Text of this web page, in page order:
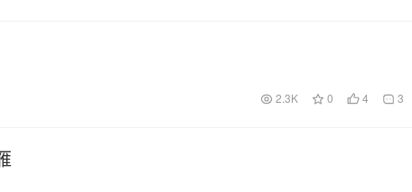
2.3K 0 4 3